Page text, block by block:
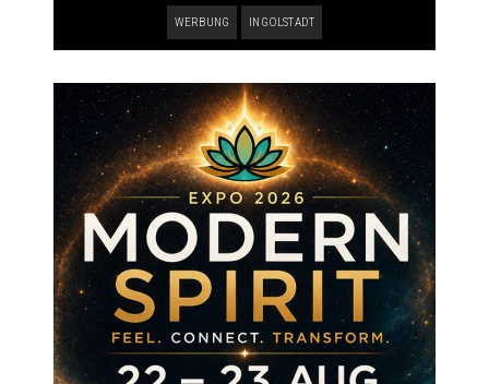
WERBUNG INGOLSTADT